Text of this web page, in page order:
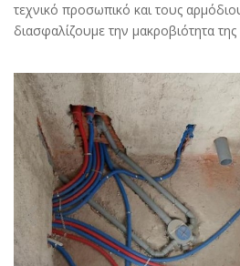
τεχνικό προσωπικό και τους
διασφαλίζουμε την μακροβιότητα